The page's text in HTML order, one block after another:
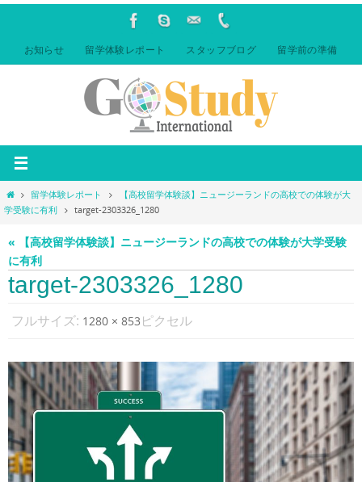
ン
キ
プ
お知らせ 留学体験レポート スタッフブログ 留学前の準備
ホ
ー
留学体験レポート
【高校留学体験談】ニュージーランドの高校での体験が大
学受験に有利
target-2303326_1280
« 【高校留学体験談】ニュージーランドの高校での体験が大学受験
に有利
target-2303326_1280
フルサイズ: 1280 × 853 ピクセル